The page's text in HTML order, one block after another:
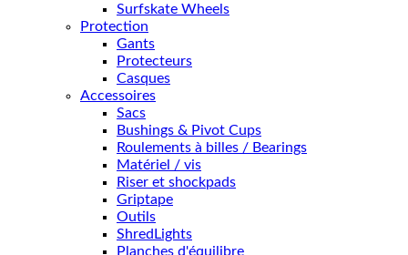
Surfskate Wheels
Protection
Gants
Protecteurs
Casques
Accessoires
Sacs
Bushings & Pivot Cups
Roulements à billes / Bearings
Matériel / vis
Riser et shockpads
Griptape
Outils
ShredLights
Planches d'équilibre